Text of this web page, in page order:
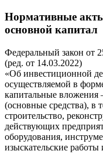
Нормативные
основной капитал
Федеральный закон от
(ред. от 14.03.2022)
«Об инвестиционной
осуществляемой в
капитальные
(основные средства), в
строительство,
действующих
оборудования,
изыскательские работы